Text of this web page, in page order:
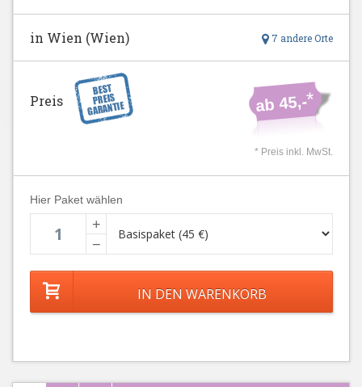
7 andere Orte
in Wien (Wien)
ab 45,-*
Preis
* Preis inkl. MwSt.
Hier Paket wählen
+
−